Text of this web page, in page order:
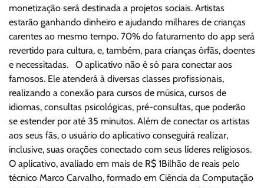
monetização será destinada a projetos sociais. Artistas
estarão ganhando dinheiro e ajudando milhares de crianças
carentes ao mesmo tempo. 70% do faturamento do app será
revertido para cultura, e, também, para crianças órfãs, doentes
e necessitadas. O aplicativo não é só para conectar aos
famosos. Ele atenderá à diversas classes profissionais,
realizando a conexão para cursos de música, cursos de
idiomas, consultas psicológicas, pré-consultas, que poderão
se estender por até 35 minutos. Além de conectar os artistas
aos seus fãs, o usuário do aplicativo conseguirá realizar,
inclusive, suas orações conectado com seus líderes religiosos.
O aplicativo, avaliado em mais de R$ 1Bilhão de reais pelo
técnico Marco Carvalho, formado em Ciência da Computação